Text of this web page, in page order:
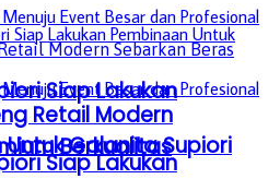
Siap Lakukan
Galanita Supiori
Siap Lakukan
Retail Modern
Berkualitas